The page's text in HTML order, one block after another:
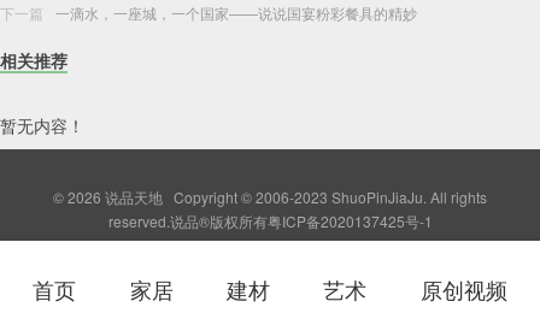
下一篇
一滴水，一座城，一个国家——说说国宴粉彩餐具的精妙
相关推荐
暂无内容！
© 2026 说品天地 Copyright © 2006-2023 ShuoPinJiaJu. All rights
reserved.说品®版权所有粤ICP备2020137425号-1
首页 家居 建材 艺术 原创视频